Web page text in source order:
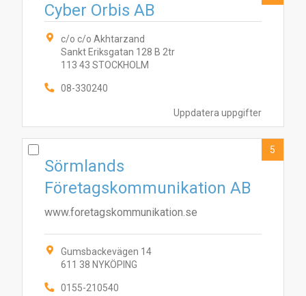
Uppdatera uppgifter
Cyber Orbis AB
c/o c/o Akhtarzand
Sankt Eriksgatan 128 B 2tr
113 43 STOCKHOLM
08-330240
Sörmlands
Företagskommunikation AB
www.foretagskommunikation.se
Gumsbackevägen 14
611 38 NYKÖPING
0155-210540
5